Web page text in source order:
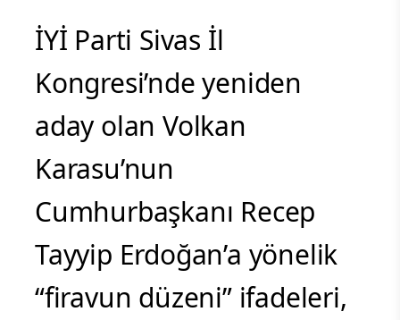
İYİ Parti Sivas İl
Kongresi’nde yeniden
aday olan Volkan
Karasu’nun
Cumhurbaşkanı Recep
Tayyip Erdoğan’a yönelik
“firavun düzeni” ifadeleri,